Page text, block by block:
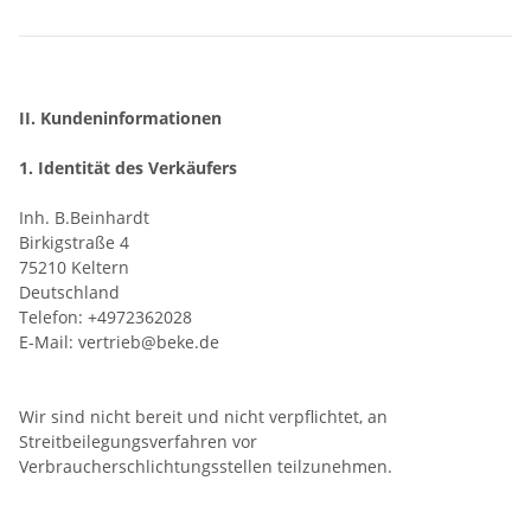
II. Kundeninformationen
1. Identität des Verkäufers
Inh. B.Beinhardt
Birkigstraße 4
75210 Keltern
Deutschland
Telefon: +4972362028
E-Mail: vertrieb@beke.de
Wir sind nicht bereit und nicht verpflichtet, an
Streitbeilegungsverfahren vor
Verbraucherschlichtungsstellen teilzunehmen.